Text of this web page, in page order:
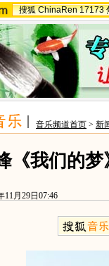
搜狐 ChinaRen 17173
音乐频道首页 > 新
《我们的
11月29日07:46